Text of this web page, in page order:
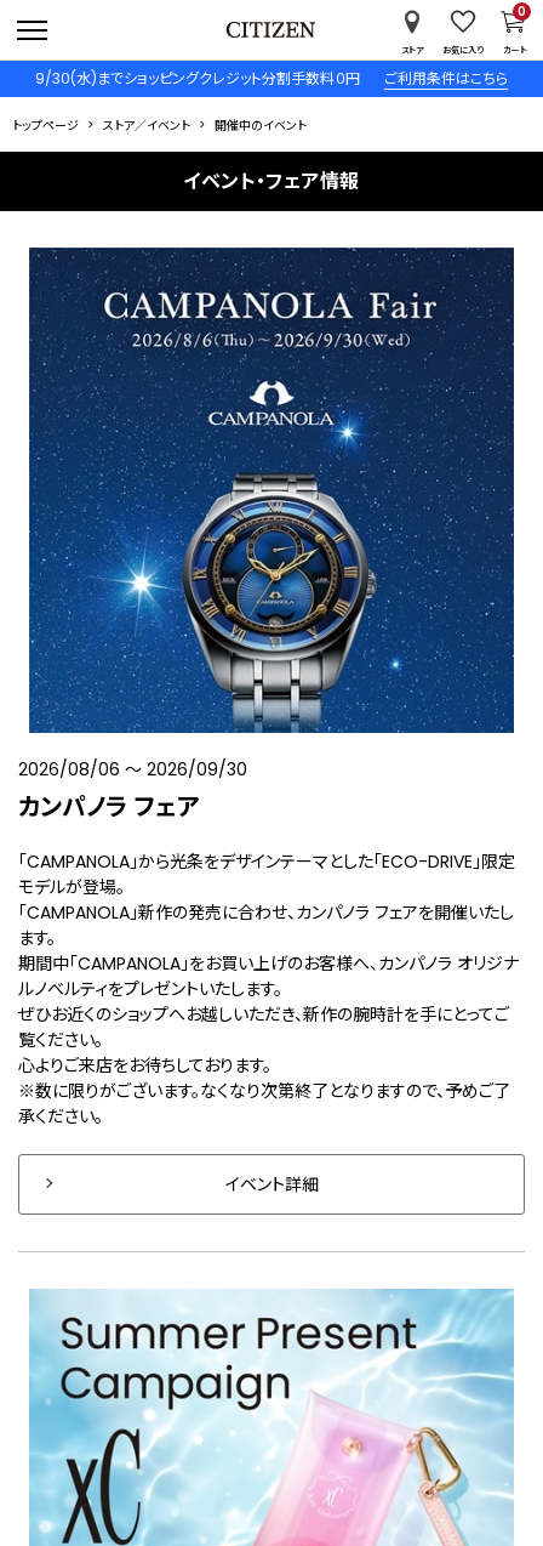
9/30(水)までショッピングクレジット分割手数料０円 ご利用条件はこちら
ストア お気に入り カート
0
トップページ ストア／イベント 開催中のイベント
イベント・フェア情報
2026/08/06 〜 2026/09/30
カンパノラ フェア
「CAMPANOLA」から光条をデザインテーマとした「ECO-DRIVE」限定
モデルが登場。
「CAMPANOLA」新作の発売に合わせ、カンパノラ フェアを開催いたし
ます。
期間中「CAMPANOLA」をお買い上げのお客様へ、カンパノラ オリジナ
ルノベルティをプレゼントいたします。
ぜひお近くのショップへお越しいただき、新作の腕時計を手にとってご
覧ください。
心よりご来店をお待ちしております。
※数に限りがございます。なくなり次第終了となりますので、予めご了
承ください。
イベント詳細